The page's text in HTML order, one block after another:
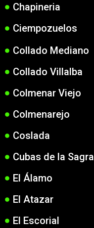
Chapineria
Ciempozuelos
Collado Mediano
Collado Villalba
Colmenar Viejo
Colmenarejo
Coslada
Cubas de la Sagra
El Álamo
El Atazar
El Escorial